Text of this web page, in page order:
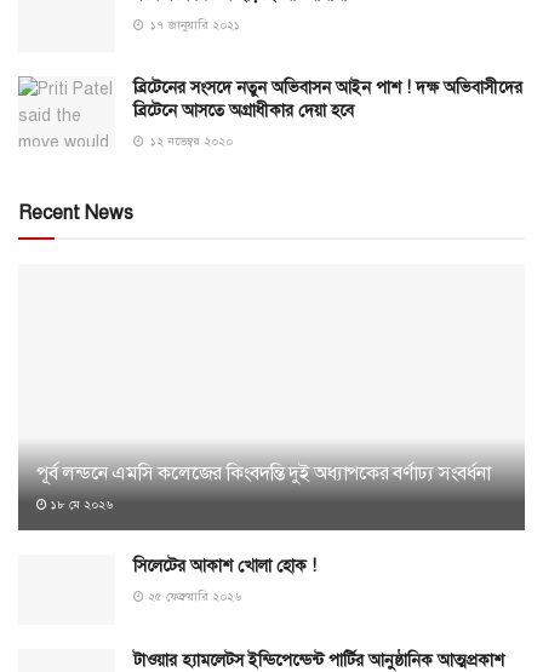
১৭ জানুয়ারি ২০২১
ব্রিটেনের সংসদে নতুন অভিবাসন আইন পাশ ! দক্ষ অভিবাসীদের
ব্রিটেনে আসতে অগ্রাধীকার দেয়া হবে
১২ নভেম্বর ২০২০
Recent News
পূর্ব লন্ডনে এমসি কলেজের কিংবদন্তি দুই অধ্যাপকের বর্ণাঢ্য সংবর্ধনা
১৮ মে ২০২৬
সিলেটের আকাশ খোলা হোক !
২৫ ফেব্রুয়ারি ২০২৬
টাওয়ার হ্যামলেটস ইন্ডিপেন্ডেন্ট পার্টির আনুষ্ঠানিক আত্মপ্রকাশ